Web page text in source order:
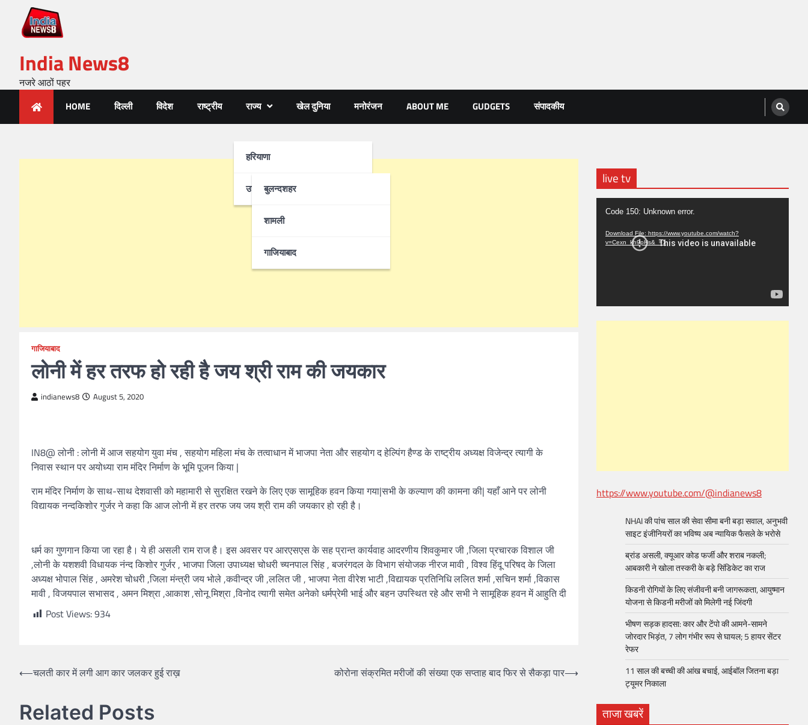
India News8
नजरे आठों पहर
HOME दिल्ली विदेश राष्ट्रीय राज्य
हरियाणा
उत्तर-प्रदेश
बुलन्दशहर
शामली
गाजियाबाद
खेल दुनिया मनोरंजन ABOUT ME GUDGETS संपादकीय
गाजियाबाद
लोनी में हर तरफ हो रही है जय श्री राम की जयकार
indianews8 August 5, 2020
IN8@ लोनी : लोनी में आज सहयोग युवा मंच , सहयोग महिला मंच के तत्वाधान में भाजपा नेता और सहयोग द हेल्पिंग हैण्ड के राष्ट्रीय अध्यक्ष विजेन्द्र त्यागी के
निवास स्थान पर अयोध्या राम मंदिर निर्माण के भूमि पूजन किया |
राम मंदिर निर्माण के साथ-साथ देशवासी को महामारी से सुरक्षित रखने के लिए एक सामूहिक हवन किया गया|सभी के कल्याण की कामना की| यहाँ आने पर लोनी
विद्यायक नन्दकिशोर गुर्जर ने कहा कि आज लोनी में हर तरफ जय जय श्री राम की जयकार हो रही है।
धर्म का गुणगान किया जा रहा है। ये ही असली राम राज है। इस अवसर पर आरएसएस के सह प्रान्त कार्यवाह आदरणीय शिवकुमार जी ,जिला प्रचारक विशाल जी
,लोनी के यशशवी विधायक नंन्द किशोर गुर्जर , भाजपा जिला उपाध्यक्ष चोधरी च्यनपाल सिंह , बजरंगदल के विभाग संयोजक नीरज मावी , विश्व हिंदू परिषद के जिला
अध्यक्ष भोपाल सिंह , अमरेश चोधरी ,जिला मंन्त्री जय भोले ,कवीन्द्र जी ,ललित जी , भाजपा नेता वीरेश भाटी ,विद्यायक प्रतिनिधि ललित शर्मा ,सचिन शर्मा ,विकास
मावी , विजयपाल सभासद , अमन मिश्रा ,आकाश ,सोनू मिश्रा ,विनोद त्यागी समेत अनेको धर्मप्रेमी भाई और बहन उपस्थित रहे और सभी ने सामूहिक हवन में आहुति दी
Post Views:934
⟵चलती कार में लगी आग कार जलकर हुई राख़ कोरोना संक्रमित मरीजों की संख्या एक सप्ताह बाद फिर से सैकड़ा पार⟶
Related Posts
live tv
Video
Player
Code 150: Unknown error.
Download File: https://www.youtube.com/watch?
v=Cexn_kh9pHs&_=1
https://www.youtube.com/@indianews8
NHAI की पांच साल की सेवा सीमा बनी बड़ा सवाल, अनुभवी
साइट इंजीनियरों का भविष्य अब न्यायिक फैसले के भरोसे
ब्रांड असली, क्यूआर कोड फर्जी और शराब नकली;
आबकारी ने खोला तस्करी के बड़े सिंडिकेट का राज
किडनी रोगियों के लिए संजीवनी बनी जागरूकता, आयुष्मान
योजना से किडनी मरीजों को मिलेगी नई जिंदगी
भीषण सड़क हादसा: कार और टेंपो की आमने-सामने
जोरदार भिड़ंत, 7 लोग गंभीर रूप से घायल; 5 हायर सेंटर
रेफर​
11 साल की बच्ची की आंख बचाई, आईबॉल जितना बड़ा
ट्यूमर निकाला
ताजा खबरें